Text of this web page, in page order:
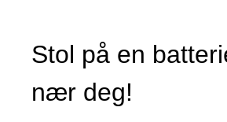
Stol på en
nær deg!